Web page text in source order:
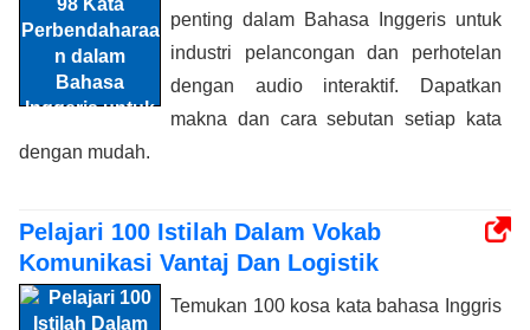
penting dalam Bahasa Inggeris untuk
industri pelancongan dan perhotelan
dengan audio interaktif. Dapatkan
makna dan cara sebutan setiap kata
dengan mudah.
Pelajari 100 Istilah Dalam Vokab
Komunikasi Vantaj Dan Logistik
Temukan 100 kosa kata bahasa Inggris